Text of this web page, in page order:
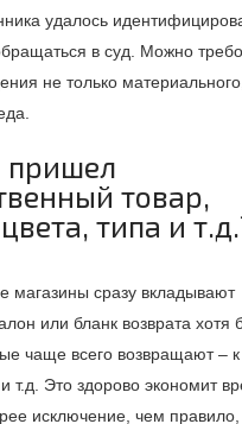
удалось
в суд. Можно
не только
пришел
товар,
типа и
магазины сразу вкладывают
или бланк возврата хотя
чаще всего возвращают – к
т.д. Это здорово экономит
исключение, чем